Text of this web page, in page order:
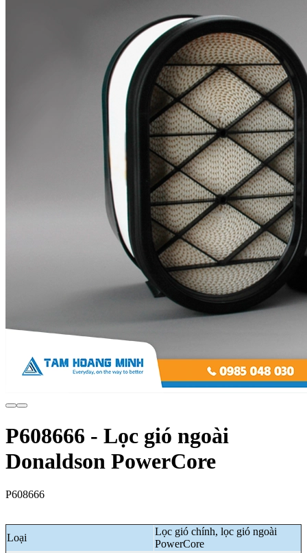
P608666 - Lọc gió ngoài
Donaldson PowerCore
P608666
Loại
Lọc gió chính, lọc gió ngoài
PowerCore